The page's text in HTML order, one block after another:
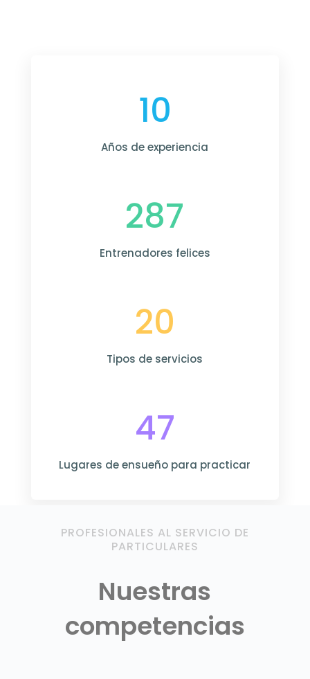
10
Años de experiencia
287
Entrenadores felices
20
Tipos de servicios
47
Lugares de ensueño para practicar
PROFESIONALES AL SERVICIO DE
PARTICULARES
Nuestras
competencias